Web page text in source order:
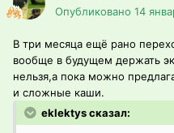
Опубликовано 14
В три месяца ещё рано
вообще в будущем держать
нельзя,а пока можно
и сложные каши.
eklektys сказал: